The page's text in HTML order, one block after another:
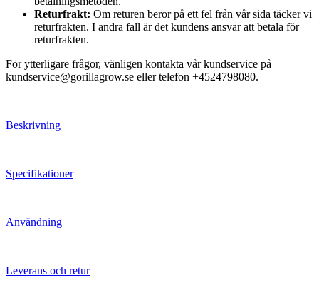
Returfrakt: Om returen beror på ett fel från vår sida täcker vi
returfrakten. I andra fall är det kundens ansvar att betala för
returfrakten.
För ytterligare frågor, vänligen kontakta vår kundservice på
kundservice@gorillagrow.se eller telefon +4524798080.
Beskrivning
Specifikationer
Användning
Leverans och retur